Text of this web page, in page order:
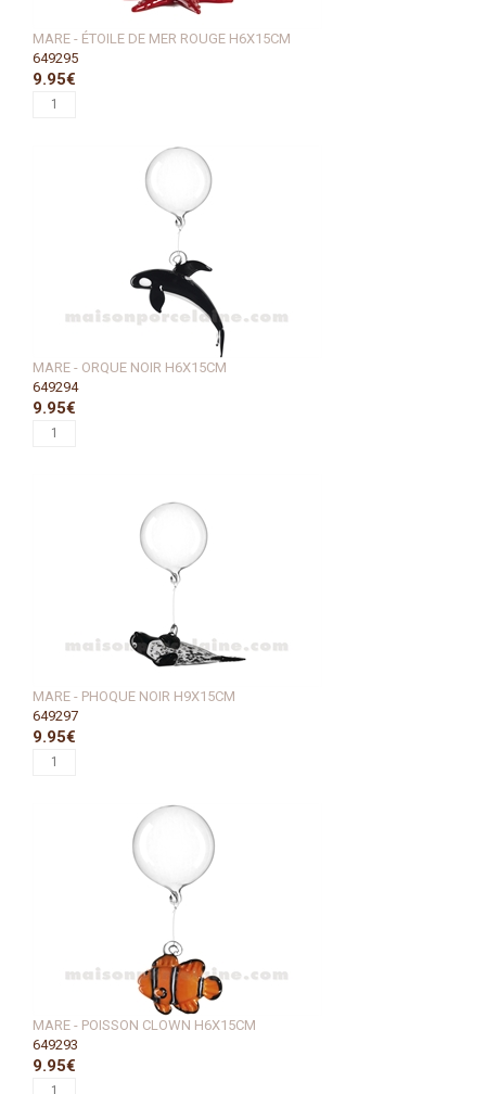
MARE - ÉTOILE DE MER ROUGE H6X15CM
649295
9.95€
MARE - ORQUE NOIR H6X15CM
649294
9.95€
MARE - PHOQUE NOIR H9X15CM
649297
9.95€
MARE - POISSON CLOWN H6X15CM
649293
9.95€